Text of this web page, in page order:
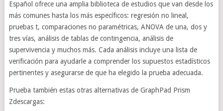
Español ofrece una amplia biblioteca de estudios que van desde los
más comunes hasta los más específicos: regresión no lineal,
pruebas t, comparaciones no paramétricas, ANOVA de una, dos y
tres vías, análisis de tablas de contingencia, análisis de
supervivencia y muchos más. Cada análisis incluye una lista de
verificación para ayudarle a comprender los supuestos estadísticos
pertinentes y asegurarse de que ha elegido la prueba adecuada.
Prueba también estas otras alternativas de GraphPad Prism
Zdescargas: